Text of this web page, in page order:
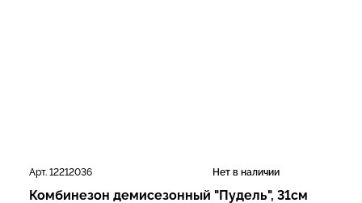
Арт. 12212036 Нет в наличии
Комбинезон демисезонный "Пудель", 31см